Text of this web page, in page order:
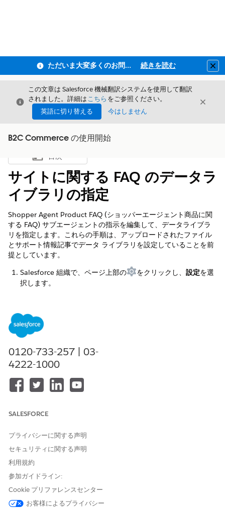
ただいま大変多くのお問い合わせをいただいており、ご連絡までにお時間を頂戴しております 続きを読む
閉じる
この文章は Salesforce 機械翻訳システムを使用して翻訳
されました。詳細はこちら をご参照ください。
英語に切り替える
今はしません
閉じる
B2C Commerce の使用開始
目次を表示
目次
サイトに関する FAQ のデータラ
イブラリの指定
Shopper Agent Product FAQ (ショッパーエージェント商品に関
する FAQ) サブエージェントの指示を編集して、データライブラ
リを指定します。これらの手順は、アップロードされたファイル
とサポート情報記事でデータ ライブラリを設定していることを前
提としています。
Salesforce 組織で、ページ上部の
をクリックし、 設定を選
択します。
「サブエージェント」タブで、「
する FAQ
AnswerSiteFAQ 命令にパラメーター
追加し、サイト FAQ で使用する各データライブラリの API 参
照名を入力します。それぞれの名前をコンマで区切ります。
追加するデータ ライブラリが多すぎると、エージェントのパ
この記事で問題は解決されましたか?
0120-733-257 | 03-
4222-1000
SALESFORCE
プライバシーに関する声明
セキュリティに関する声明
利用規約
参加ガイドライン:
Cookie プリファレンスセンター
お客様によるプライバシー